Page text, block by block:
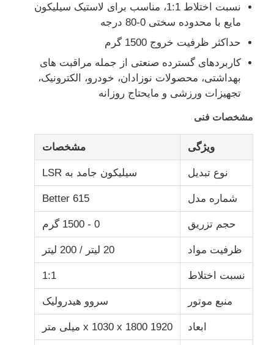
خانه
محصولات
دربارهی ما
نسبت اختلاط 1:1، مناسب برای لاستیک سیلیکون
مایع با محدوده سختی 0-80 درجه
حداکثر ظرفیت خروج 1500 گرم
کاربردهای گسترده صنعتی از جمله مراقبت های
بهداشتی، محصولات نوزادان، خودرو، الکترونیک،
تجهیزات ورزشی و مایحتاج روزانه
مشخصات فنی
ویژگی مشخصات
نوع تبدیل سیلیکون جامد به LSR
شماره مدل Better 615
حجم تزریق 0 - 1500 گرم
ظرفیت مواد 20 لیتر / 200 لیتر
نسبت اختلاط 1:1
منبع موتور سروو هیدرولیک
ابعاد 1920 x 1030 x 1800 میلی متر